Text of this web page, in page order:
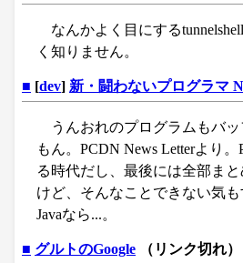
なんかよく目にする
く知りません。
■ [dev] 新・闘わないプログラマ
うんおれのプログラムもバ
もん。PCDN News Letterより
る時代だし、最後には全部ま
けど、そんなことできない気も
Javaなら...。
■ グルトのGoogle （リンク切れ）